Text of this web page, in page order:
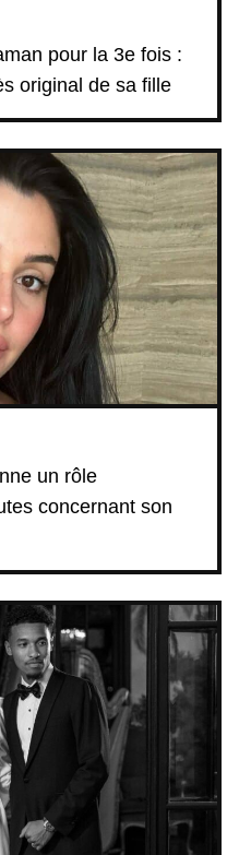
pour la 3e fois :
original de sa fille
un rôle
concernant son